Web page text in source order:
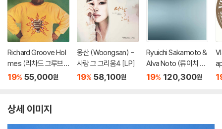
Richard Groove Hol
mes (리차드 그루브
홈스) - Six Million Doll
19% 55,000원
웅산 (Woongsan) -
사랑 그 그리움4 [LP]
19% 58,100원
Ryuichi Sakamoto &
Alva Noto (류이치 사
카모토 & 알바 노토) -
19% 120,300원
상세 이미지